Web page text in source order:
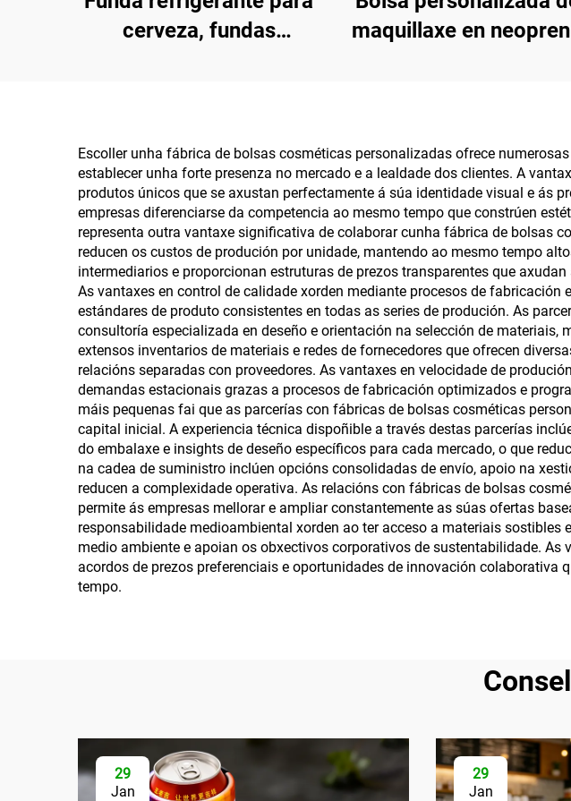
cerveza, fundas
personalizado para lata
(Koozie)
maquillaxe en
viaxe para cosméticos
organizador de
maquillaxe de luxo
Escoller unha fábrica de bolsas cosméticas personalizadas ofrece
establecer unha forte presenza no mercado e a lealdade dos clientes. A
produtos únicos que se axustan perfectamente á súa identidade visual e ás
empresas diferenciarse da competencia ao mesmo tempo que constrúen
representa outra vantaxe significativa de colaborar cunha fábrica de bolsas
reducen os custos de produción por unidade, mantendo ao mesmo tempo
intermediarios e proporcionan estruturas de prezos transparentes que
As vantaxes en control de calidade xorden mediante procesos de
estándares de produto consistentes en todas as series de produción. As
consultoría especializada en deseño e orientación na selección de
extensos inventarios de materiais e redes de fornecedores que ofrecen
relacións separadas con proveedores. As vantaxes en velocidade de
demandas estacionais grazas a procesos de fabricación optimizados e
máis pequenas fai que as parcerías con fábricas de bolsas cosméticas
capital inicial. A experiencia técnica dispoñible a través destas parcerías
do embalaxe e insights de deseño específicos para cada mercado, o que
na cadea de suministro inclúen opcións consolidadas de envío, apoio na
reducen a complexidade operativa. As relacións con fábricas de bolsas
permite ás empresas mellorar e ampliar constantemente as súas ofertas
responsabilidade medioambiental xorden ao ter acceso a materiais
medio ambiente e apoian os obxectivos corporativos de sustentabilidade.
acordos de prezos preferenciais e oportunidades de innovación
tempo.
29
Jan
29
Jan